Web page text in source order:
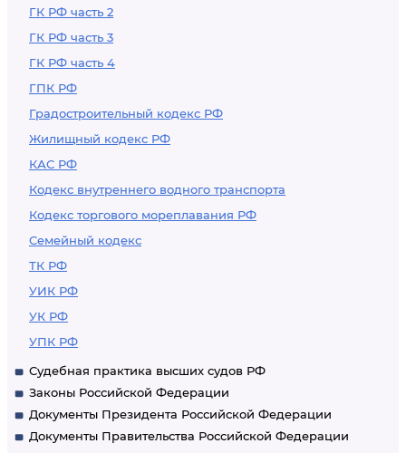
ГК РФ часть 2
ГК РФ часть 3
ГК РФ часть 4
ГПК РФ
Градостроительный кодекс РФ
Жилищный кодекс РФ
КАС РФ
Кодекс внутреннего водного транспорта
Кодекс торгового мореплавания РФ
Семейный кодекс
ТК РФ
УИК РФ
УК РФ
УПК РФ
Судебная практика высших судов РФ
Законы Российской Федерации
Документы Президента Российской Федерации
Документы Правительства Российской Федерации